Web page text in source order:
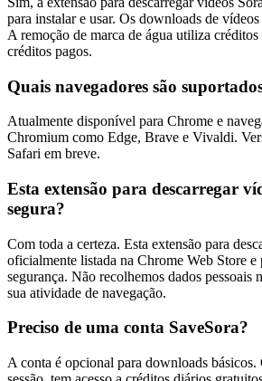
para instalar e usar. Os downloads de
A remoção de marca de água utiliza
créditos pagos.
Quais navegadores são
Atualmente disponível para Chrome e
Chromium como Edge, Brave e Vivaldi.
Safari em breve.
Esta extensão para descarregar
segura?
Com toda a certeza. Esta extensão para
oficialmente listada na Chrome Web Store e
segurança. Não recolhemos dados pessoais
sua atividade de navegação.
Preciso de uma conta SaveSora?
A conta é opcional para downloads